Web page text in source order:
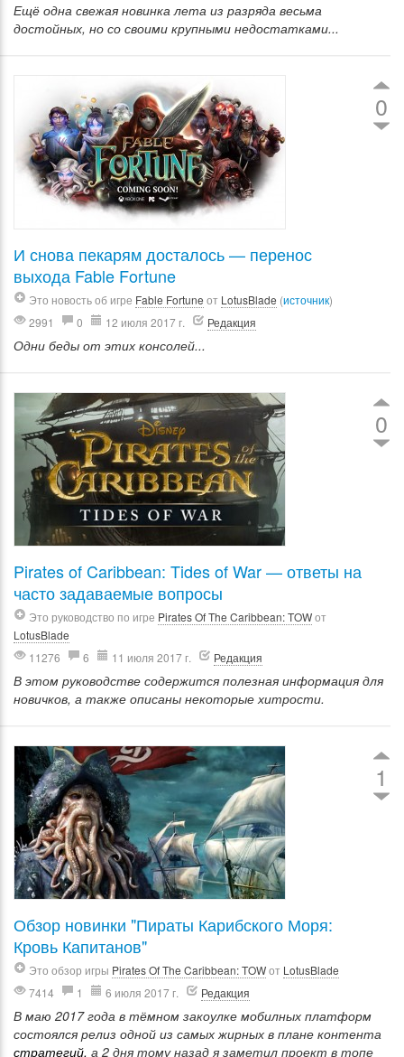
Ещё одна свежая новинка лета из разряда весьма
достойных, но со своими крупными недостатками...
0
И снова пекарям досталось — перенос
выхода Fable Fortune
Это новость об игре Fable Fortune от LotusBlade (источник)
2991
0 12 июля 2017 г. Редакция
Одни беды от этих консолей...
0
Pirates of Caribbean: Tides of War — ответы на
часто задаваемые вопросы
Это руководство по игре Pirates Of The Caribbean: TOWот
LotusBlade
11276
6 11 июля 2017 г. Редакция
В этом руководстве содержится полезная информация для
новичков, а также описаны некоторые хитрости.
1
Обзор новинки "Пираты Карибского Моря:
Кровь Капитанов"
Это обзор игры Pirates Of The Caribbean: TOWот LotusBlade
7414
1 6 июля 2017 г. Редакция
В маю 2017 года в тёмном закоулке мобилных платформ
состоялся релиз одной из самых жирных в плане контента
стратегий, а 2 дня тому назад я заметил проект в топе